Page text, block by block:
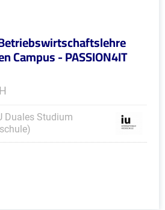
Campus - PASSION4IT
Duales Studium